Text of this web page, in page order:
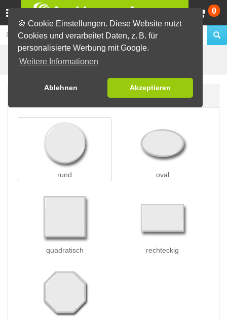
🍪 Cookie Einstellungen. Diese Website nutzt
Cookies und verarbeitet Daten, z. B. für
personalisierte Werbung mit Google.
Weitere Informationen
Ablehnen Akzeptieren
0
Buttons erstellen Clip-Buttons
rund oval
quadratisch rechteckig